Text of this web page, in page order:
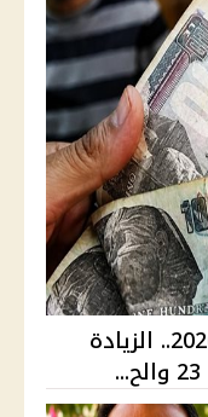
موعد صرف مرتبات أغسطس 2026.. الزيادة